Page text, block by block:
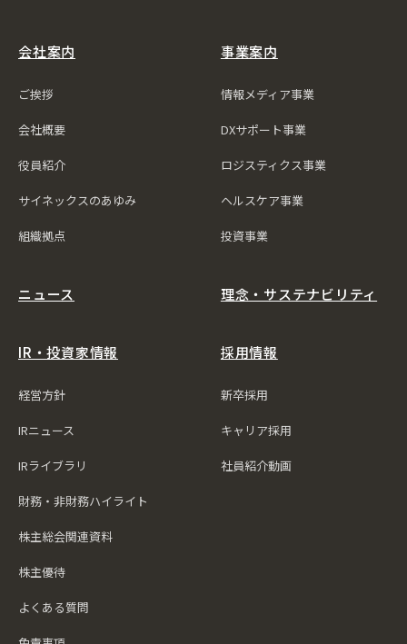
会社案内
ご挨拶
会社概要
役員紹介
サイネックスのあゆみ
組織拠点
事業案内
情報メディア事業
DXサポート事業
ロジスティクス事業
ヘルスケア事業
投資事業
ニュース
IR・投資家情報
経営方針
IRニュース
IRライブラリ
財務・非財務ハイライト
株主総会関連資料
株主優待
よくある質問
理念・サステナビリティ
採用情報
新卒採用
キャリア採用
社員紹介動画